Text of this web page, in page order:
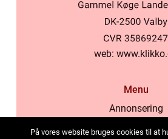
web:
Menu
Annonsering
På vores website bruges cookies til at